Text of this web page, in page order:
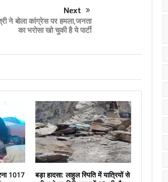
Next
ने बोला कांग्रेस पर हमला,जनता
का भरोसा खो चुकी है ये पार्टी
1017
बड़ा हादसा: लाहुल स्पिति में यात्रियों से